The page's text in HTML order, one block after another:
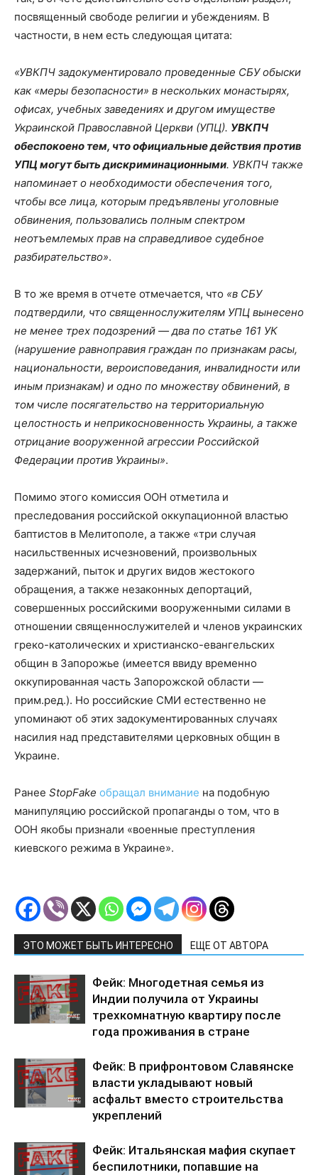
посвященный свободе религии и убеждениям. В
частности, в нем есть следующая цитата:
«УВКПЧ задокументировало проведенные СБУ обыски
как «меры безопасности» в нескольких монастырях,
офисах, учебных заведениях и другом имуществе
Украинской Православной Церкви (УПЦ). УВКПЧ
обеспокоено тем, что официальные действия против
УПЦ могут быть дискриминационными. УВКПЧ также
напоминает о необходимости обеспечения того,
чтобы все лица, которым предъявлены уголовные
обвинения, пользовались полным спектром
неотъемлемых прав на справедливое судебное
разбирательство».
В то же время в отчете отмечается, что «в СБУ
подтвердили, что священнослужителям УПЦ вынесено
не менее трех подозрений — два по статье 161 УК
(нарушение равноправия граждан по признакам расы,
национальности, вероисповедания, инвалидности или
иным признакам) и одно по множеству обвинений, в
том числе посягательство на территориальную
целостность и неприкосновенность Украины, а также
отрицание вооруженной агрессии Российской
Федерации против Украины».
Помимо этого комиссия ООН отметила и
преследования российской оккупационной властью
баптистов в Мелитополе, а также «три случая
насильственных исчезновений, произвольных
задержаний, пыток и других видов жестокого
обращения, а также незаконных депортаций,
совершенных российскими вооруженными силами в
отношении священнослужителей и членов украинских
греко-католических и христианско-евангельских
общин в Запорожье (имеется ввиду временно
оккупированная часть Запорожской области —
прим.ред.). Но российские СМИ естественно не
упоминают об этих задокументированных случаях
насилия над представителями церковных общин в
Украине.
Ранее StopFake обращал внимание на подобную
манипуляцию российской пропаганды о том, что в
ООН якобы признали «военные преступления
киевского режима в Украине».
ЭТО МОЖЕТ БЫТЬ ИНТЕРЕСНО ЕЩЕ ОТ АВТОРА
Фейк: Многодетная семья из
Индии получила от Украины
трехкомнатную квартиру после
года проживания в стране
Фейк: В прифронтовом Славянске
власти укладывают новый
асфальт вместо строительства
укреплений
Фейк: Итальянская мафия скупает
беспилотники, попавшие на